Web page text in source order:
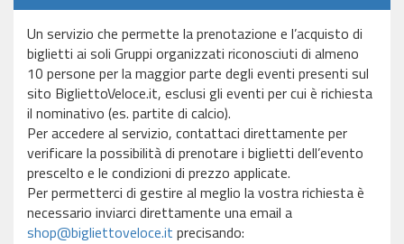
Un servizio che permette la prenotazione e l’acquisto di
biglietti ai soli Gruppi organizzati riconosciuti di almeno
10 persone per la maggior parte degli eventi presenti sul
sito BigliettoVeloce.it, esclusi gli eventi per cui è richiesta
il nominativo (es. partite di calcio).
Per accedere al servizio, contattaci direttamente per
verificare la possibilità di prenotare i biglietti dell’evento
prescelto e le condizioni di prezzo applicate.
Per permetterci di gestire al meglio la vostra richiesta è
necessario inviarci direttamente una email a
shop@bigliettoveloce.it precisando: